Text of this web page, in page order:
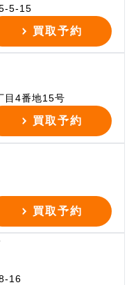
5-15
買取予約
目4番地15号
買取予約
買取予約
16